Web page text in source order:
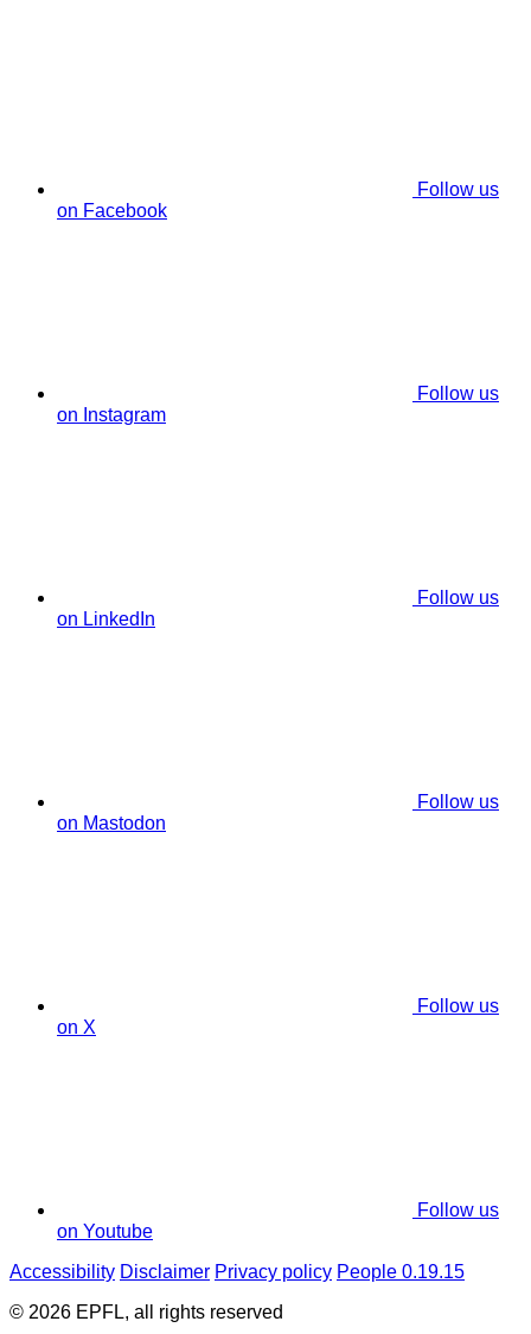
Follow us
on Facebook
Follow us
on Instagram
Follow us
on LinkedIn
Follow us
on Mastodon
Follow us
on X
Follow us
on Youtube
Accessibility Disclaimer Privacy policy People 0.19.15
© 2026 EPFL, all rights reserved